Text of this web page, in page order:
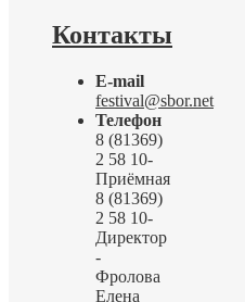
Контакты
E-mail
festival@sbor.net
Телефон
8 (81369)
2 58 10-
Приёмная
8 (81369)
2 58 10-
Директор
-
Фролова
Елена